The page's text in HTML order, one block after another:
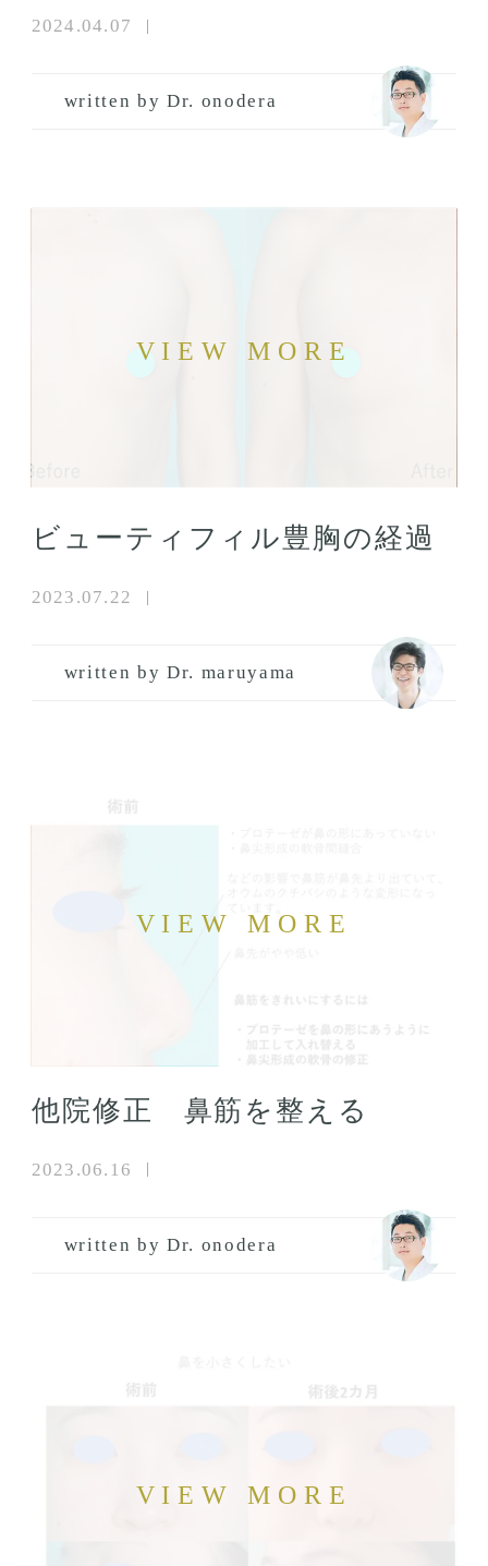
2024.04.07
written by Dr. onodera
ビューティフィル豊胸の経過
2023.07.22
written by Dr. maruyama
他院修正 鼻筋を整える
2023.06.16
written by Dr. onodera